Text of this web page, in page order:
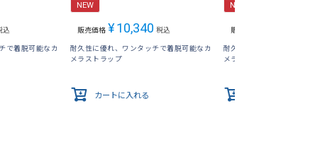
込
で着脱可能なカ
NEW
販売価格 ¥10,340 税込
耐久性に優れ、ワンタッチで着脱可能なカ
メラストラップ
カートに入れる
NEW
販売価格
耐久性に優れ、ワンタッチ
メラストラップ